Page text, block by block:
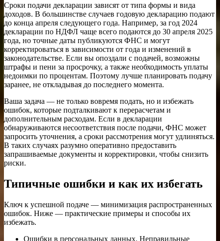
Сроки подачи декларации зависят от типа формы и вида
доходов. В большинстве случаев годовую декларацию подают
до конца апреля следующего года. Например, за год 2024
декларации по НДФЛ чаще всего подаются до 30 апреля 2025
года, но точные даты публикуются ФНС и могут
корректироваться в зависимости от года и изменений в
законодательстве. Если вы опоздали с подачей, возможны
штрафы и пени за просрочку, а также необходимость уплаты
недоимки по процентам. Поэтому лучше планировать подачу
заранее, не откладывая до последнего момента.
Ваша задача — не только вовремя подать, но и избежать
ошибок, которые подталкивают к перерасчетам и
дополнительным расходам. Если в декларации
обнаруживаются несоответствия после подачи, ФНС может
запросить уточнения, а сроки рассмотрения могут удлиняться.
В таких случаях разумно оперативно предоставить
запрашиваемые документы и корректировки, чтобы снизить
риски.
Типичные ошибки и как их избегать
Ключ к успешной подаче — минимизация распространенных
ошибок. Ниже — практические примеры и способы их
избежать.
Ошибки в персональных данных. Неправильные